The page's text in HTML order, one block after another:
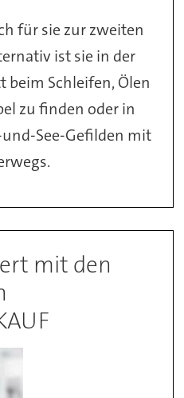
für sie zur zweiten
ist sie in der
Schleifen, Ölen
zu finden oder in
See-Gefilden mit
mit den